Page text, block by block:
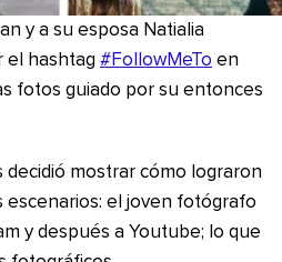
y a su esposa Natialia
el hashtag #FollowMeTo en
fotos guiado por su entonces
decidió mostrar cómo lograron
el joven fotógrafo
y después a Youtube; lo que